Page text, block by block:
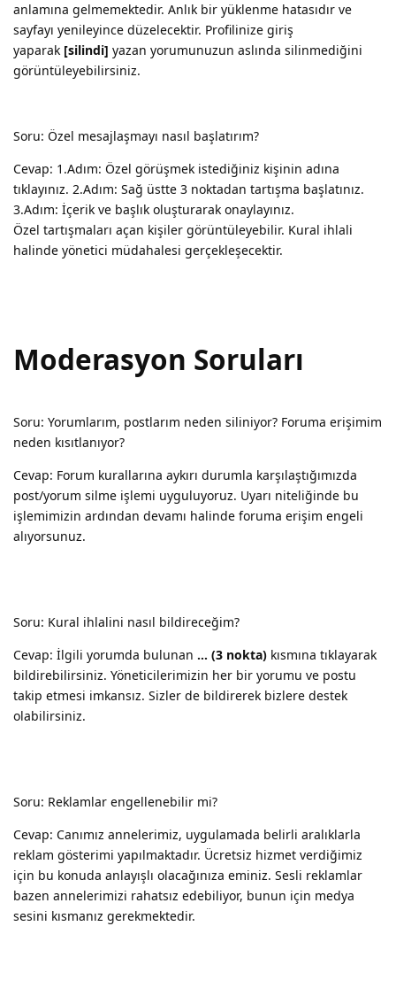
anlamına gelmemektedir. Anlık bir yüklenme hatasıdır ve
sayfayı yenileyince düzelecektir. Profilinize giriş
yaparak [silindi] yazan yorumunuzun aslında silinmediğini
görüntüleyebilirsiniz.
Soru: Özel mesajlaşmayı nasıl başlatırım?
Cevap: 1.Adım: Özel görüşmek istediğiniz kişinin adına
tıklayınız. 2.Adım: Sağ üstte 3 noktadan tartışma başlatınız.
3.Adım: İçerik ve başlık oluşturarak onaylayınız.
Özel tartışmaları açan kişiler görüntüleyebilir. Kural ihlali
halinde yönetici müdahalesi gerçekleşecektir.
Moderasyon Soruları
Soru: Yorumlarım, postlarım neden siliniyor? Foruma erişimim
neden kısıtlanıyor?
Cevap: Forum kurallarına aykırı durumla karşılaştığımızda
post/yorum silme işlemi uyguluyoruz. Uyarı niteliğinde bu
işlemimizin ardından devamı halinde foruma erişim engeli
alıyorsunuz.
Soru: Kural ihlalini nasıl bildireceğim?
Cevap: İlgili yorumda bulunan … (3 nokta) kısmına tıklayarak
bildirebilirsiniz. Yöneticilerimizin her bir yorumu ve postu
takip etmesi imkansız. Sizler de bildirerek bizlere destek
olabilirsiniz.
Soru: Reklamlar engellenebilir mi?
Cevap: Canımız annelerimiz, uygulamada belirli aralıklarla
reklam gösterimi yapılmaktadır. Ücretsiz hizmet verdiğimiz
için bu konuda anlayışlı olacağınıza eminiz. Sesli reklamlar
bazen annelerimizi rahatsız edebiliyor, bunun için medya
sesini kısmanız gerekmektedir.